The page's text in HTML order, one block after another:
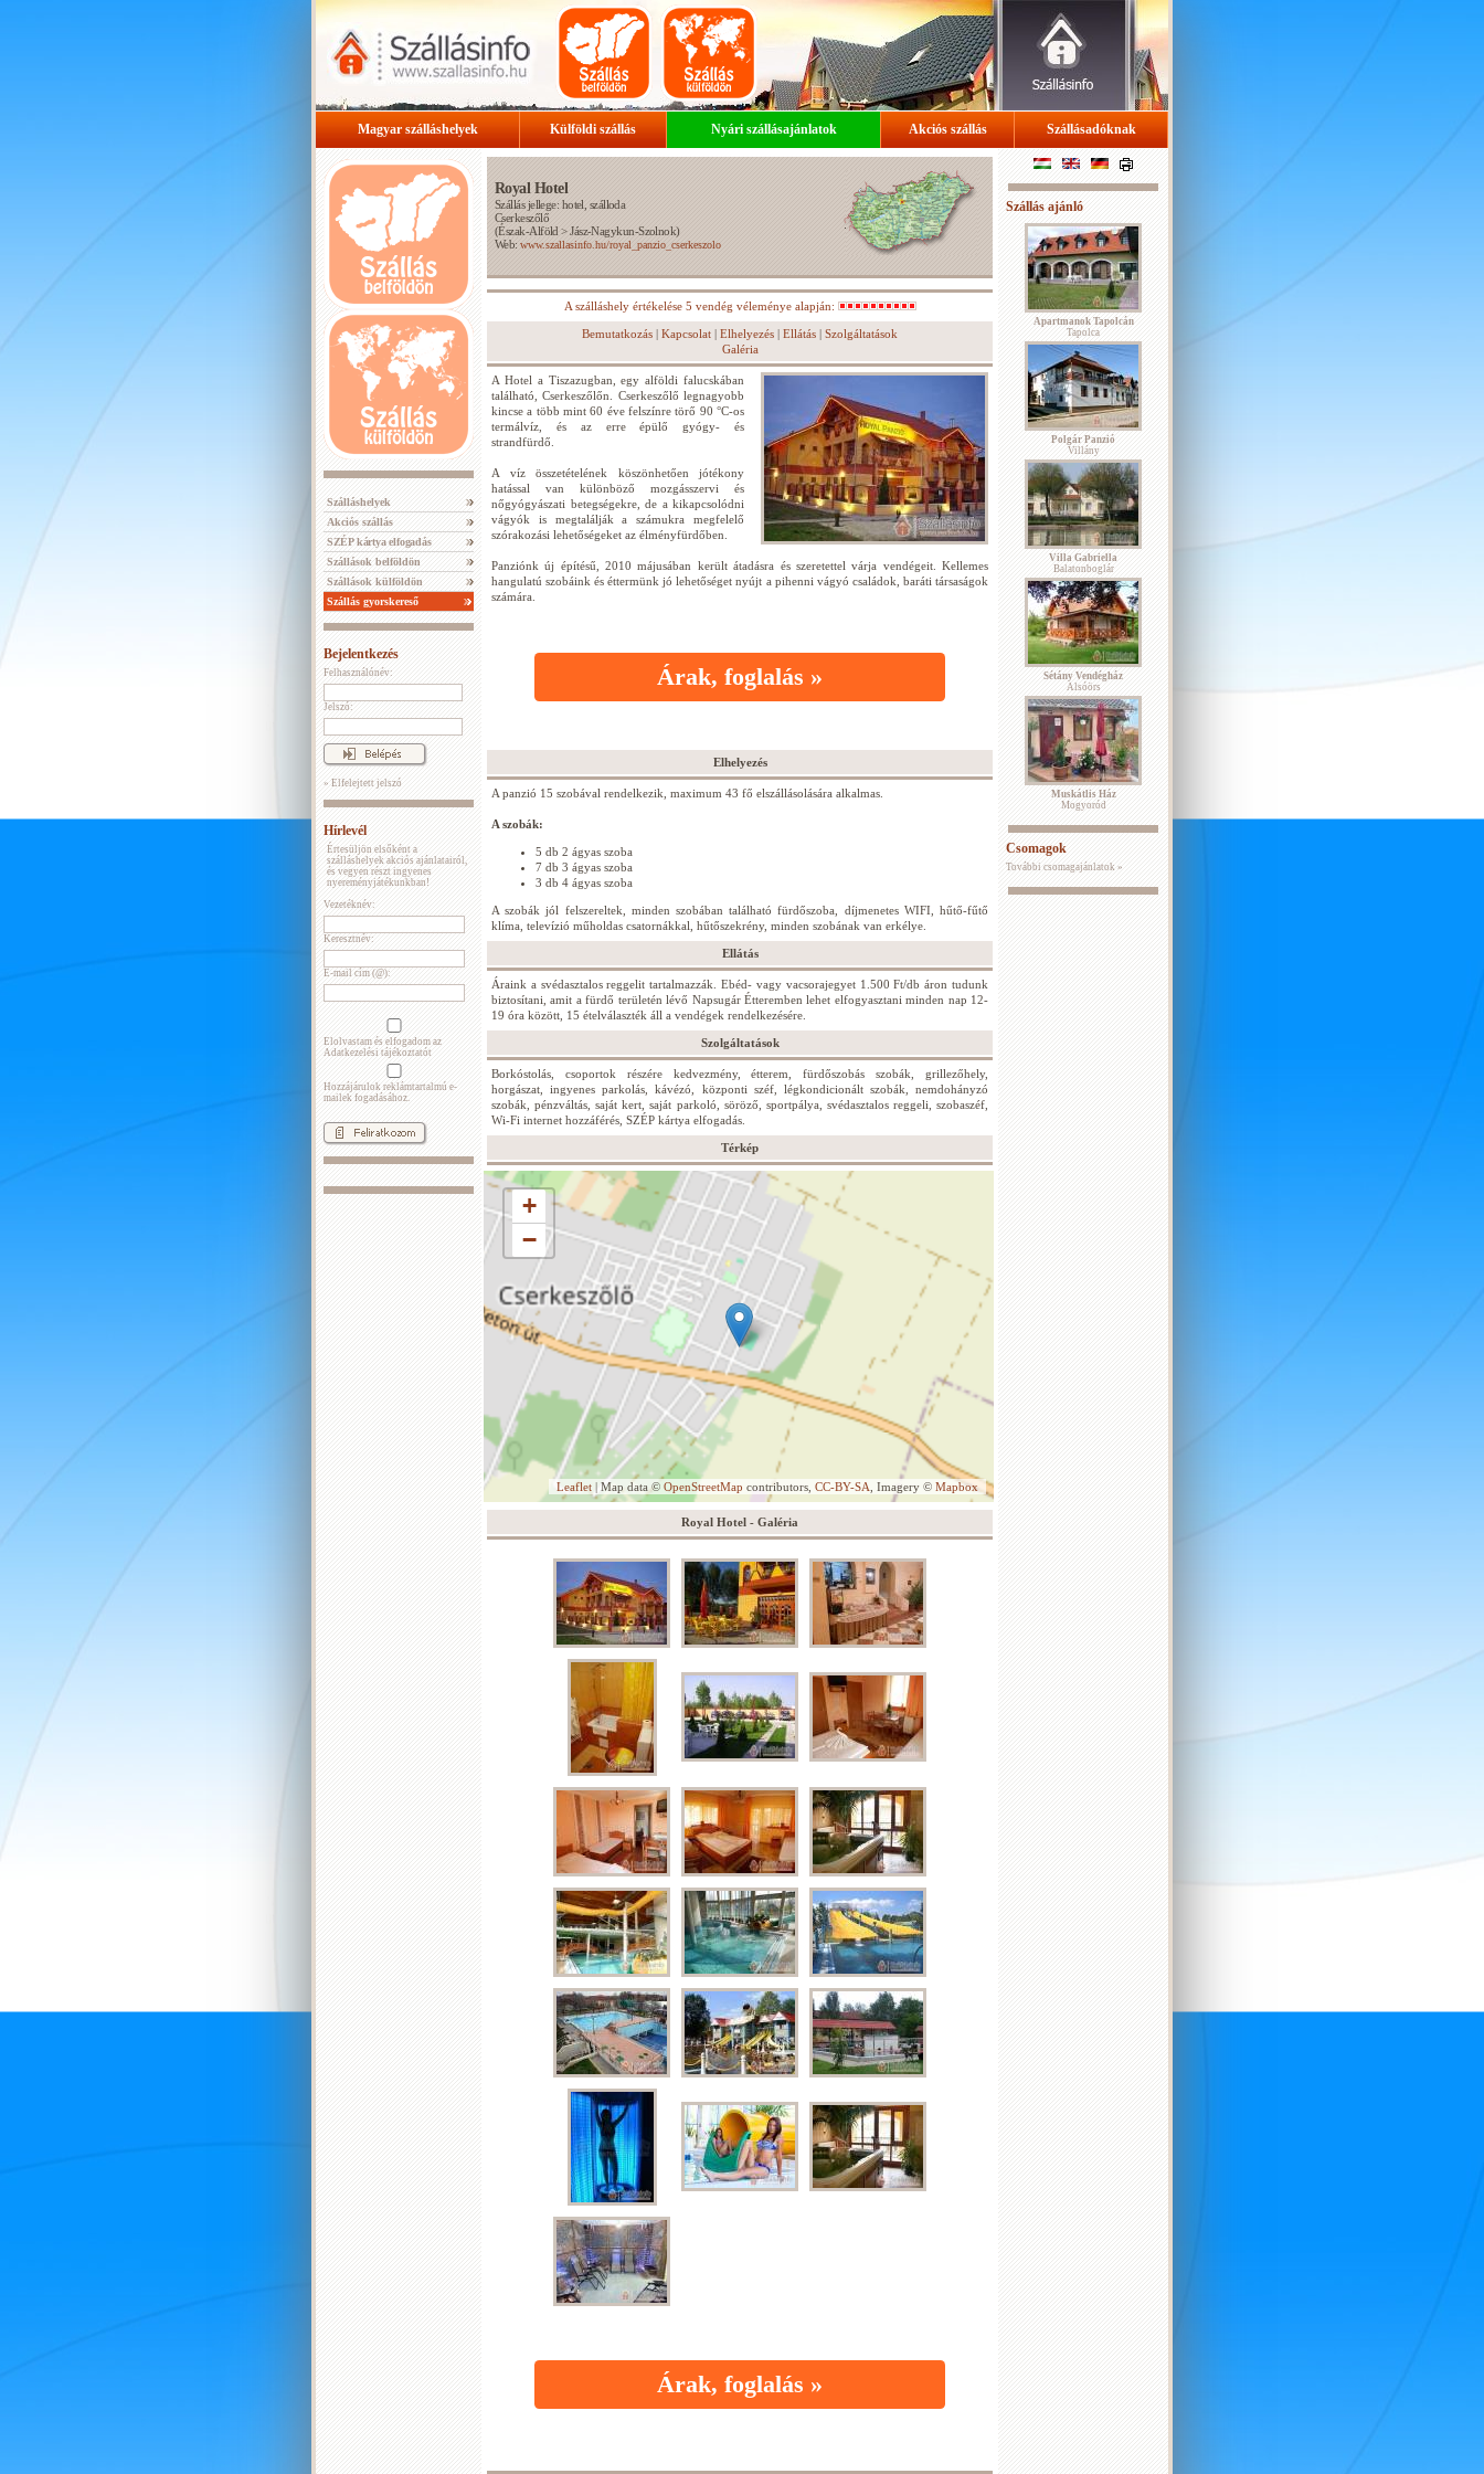
Magyar szálláshelyek Külföldi szállás Nyári szállásajánlatok Akciós szállás Szállásadóknak
Szálláshelyek
Akciós szállás
SZÉP kártya elfogadás
Szállások belföldön
Szállások külföldön
Szállás gyorskereső
Bejelentkezés
Felhasználónév:
Jelszó:
» Elfelejtett jelszó
Hírlevél
Értesüljön elsőként a
szálláshelyek akciós ajánlatairól,
és vegyen részt ingyenes
nyereményjátékunkban!
Vezetéknév:
Keresztnév:
E-mail cím (@):
Elolvastam és elfogadom az
Adatkezelési tájékoztatót
Hozzájárulok reklámtartalmú e-
mailek fogadásához.
Royal Hotel
Szállás jellege: hotel, szálloda
Cserkeszőlő
(Észak-Alföld >Jász-Nagykun-Szolnok)
Web:www.szallasinfo.hu/royal_panzio_cserkeszolo
A szálláshely értékelése 5 vendég véleménye alapján:
Bemutatkozás | Kapcsolat | Elhelyezés | Ellátás | Szolgáltatások
Galéria
A Hotel a Tiszazugban, egy alföldi falucskában
található, Cserkeszőlőn. Cserkeszőlő legnagyobb
kincse a több mint 60 éve felszínre törő 90 °C-os
termálvíz, és az erre épülő gyógy- és
strandfürdő.
A víz összetételének köszönhetően jótékony
hatással van különböző mozgásszervi és
nőgyógyászati betegségekre, de a kikapcsolódni
vágyók is megtalálják a számukra megfelelő
szórakozási lehetőségeket az élményfürdőben.
Panziónk új építésű, 2010 májusában került átadásra és szeretettel várja vendégeit. Kellemes
hangulatú szobáink és éttermünk jó lehetőséget nyújt a pihenni vágyó családok, baráti társaságok
számára.
Árak, foglalás »
Elhelyezés
A panzió 15 szobával rendelkezik, maximum 43 fő elszállásolására alkalmas.
A szobák:
5 db 2 ágyas szoba
7 db 3 ágyas szoba
3 db 4 ágyas szoba
A szobák jól felszereltek, minden szobában található fürdőszoba, díjmenetes WIFI, hűtő-fűtő
klíma, televízió műholdas csatornákkal, hűtőszekrény, minden szobának van erkélye.
Ellátás
Áraink a svédasztalos reggelit tartalmazzák. Ebéd- vagy vacsorajegyet 1.500 Ft/db áron tudunk
biztosítani, amit a fürdő területén lévő Napsugár Étteremben lehet elfogyasztani minden nap 12-
19 óra között, 15 ételválaszték áll a vendégek rendelkezésére.
Szolgáltatások
Borkóstolás, csoportok részére kedvezmény, étterem, fürdőszobás szobák, grillezőhely,
horgászat, ingyenes parkolás, kávézó, központi széf, légkondicionált szobák, nemdohányzó
szobák, pénzváltás, saját kert, saját parkoló, söröző, sportpálya, svédasztalos reggeli, szobaszéf,
Wi-Fi internet hozzáférés, SZÉP kártya elfogadás.
Térkép
+
−
Leaflet | Map data © OpenStreetMap contributors, CC-BY-SA , Imagery © Mapbox
Royal Hotel - Galéria
Árak, foglalás »
Szállás ajánló
Apartmanok Tapolcán
Tapolca
Polgár Panzió
Villány
Villa Gabriella
Balatonboglár
Sétány Vendégház
Alsóörs
Muskátlis Ház
Mogyoród
Csomagok
További csomagajánlatok »